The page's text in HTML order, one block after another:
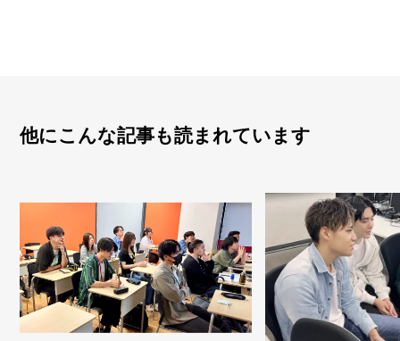
他にこんな記事も読まれています